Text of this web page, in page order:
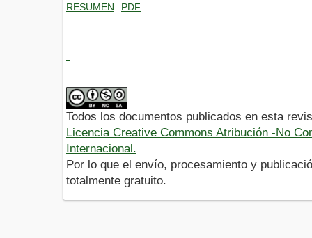
RESUMEN PDF
Todos los documentos publicados en esta
Licencia Creative Commons Atribución -No
Internacional.
Por lo que el envío, procesamiento y
totalmente gratuito.